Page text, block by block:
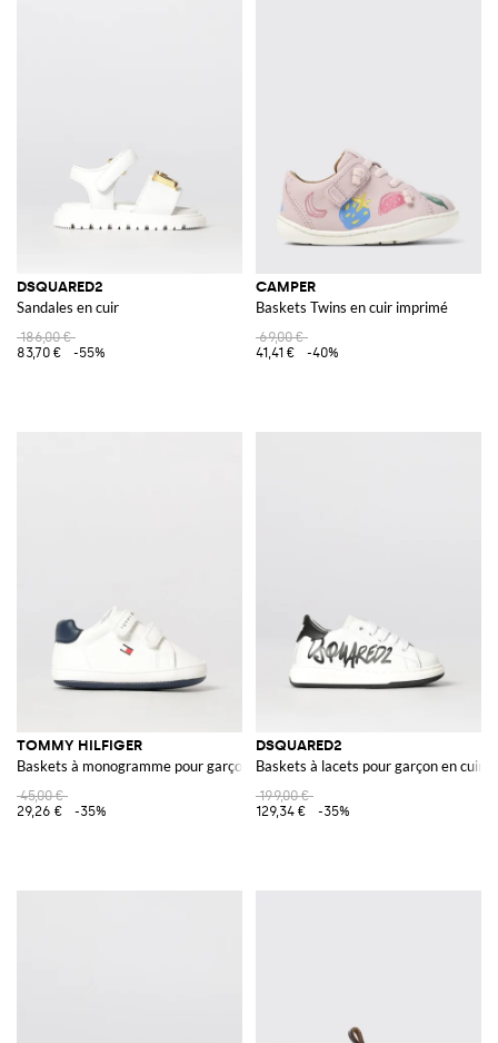
DSQUARED2
Sandales en cuir
186,00 €
83,70 €
-55%
CAMPER
Baskets Twins en cuir imprimé
69,00 €
41,41 €
-40%
TOMMY HILFIGER
Baskets à monogramme pour garçon avec fermeture à scratch
45,00 €
29,26 €
-35%
DSQUARED2
Baskets à lacets pour garçon en cuir
199,00 €
129,34 €
-35%